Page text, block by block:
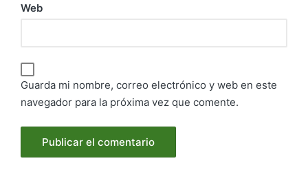
Web
Guarda mi nombre, correo electrónico y web en este
navegador para la próxima vez que comente.